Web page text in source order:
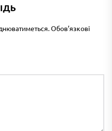
Обов’язкові